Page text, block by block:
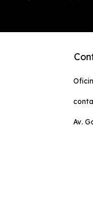
Av.